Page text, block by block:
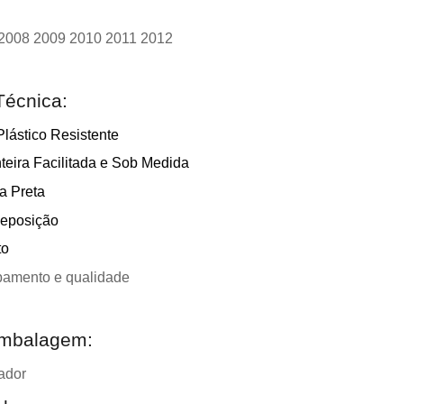
2009 2010 2011 2012
Resistente
Facilitada e Sob Medida
Preta
e qualidade